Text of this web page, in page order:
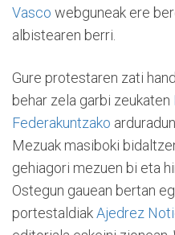
Vasco webguneak ere
albistearen berri.
Gure protestaren zati
behar zela garbi zeukaten
Federakuntzako
Mezuak masiboki
gehiagori mezuen bi eta
Ostegun gauean bertan
portestaldiakAjedrez